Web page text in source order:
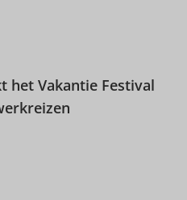
het Vakantie Festival